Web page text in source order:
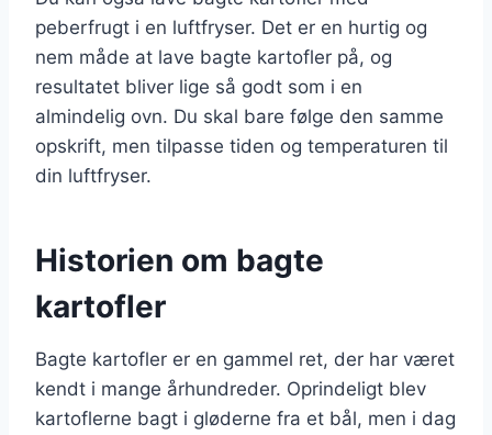
peberfrugt i en luftfryser. Det er en hurtig og
nem måde at lave bagte kartofler på, og
resultatet bliver lige så godt som i en
almindelig ovn. Du skal bare følge den samme
opskrift, men tilpasse tiden og temperaturen til
din luftfryser.
Historien om bagte
kartofler
Bagte kartofler er en gammel ret, der har været
kendt i mange århundreder. Oprindeligt blev
kartoflerne bagt i gløderne fra et bål, men i dag